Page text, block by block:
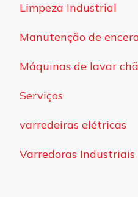
Limpeza Industrial
Manutenção de
Máquinas de lavar
Serviços
varredeiras elétricas
Varredoras Industriais